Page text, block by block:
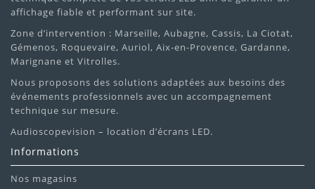
affichage fiable et performant sur site.
Zone d’intervention : Marseille, Aubagne, Cassis, La Ciotat,
Gémenos, Roquevaire, Auriol, Aix-en-Provence, Gardanne,
Marignane et Vitrolles.
Nous proposons des solutions adaptées aux besoins des
événements professionnels avec un accompagnement
technique sur mesure.
Audioscopevision – location d’écrans LED.
Informations
Nos magasins